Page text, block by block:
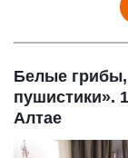
Белые
пушистики».
Алтае